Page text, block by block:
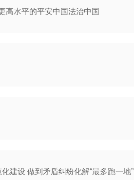
高水平的平安中国法治中国
建设 做到矛盾纠纷化解“最多跑一地”